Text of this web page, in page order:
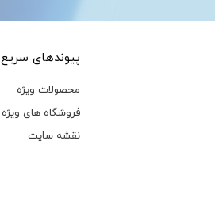
پیوند‌های سریع
محصولات ویژه
فروشگاه های ویژه
نقشه سایت